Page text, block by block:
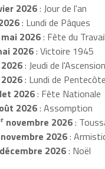
2026: Jour de l'an
: Lundi de Pâques
mai 2026: Fête du Travail
2026: Victoire 1945
: Jeudi de l'Ascension
: Lundi de Pentecôte
2026: Fête Nationale
2026: Assomption
novembre 2026:
2026:
2026: Noël